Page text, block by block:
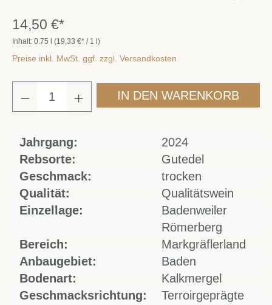
14,50 €*
Inhalt: 0.75 l (19,33 €* / 1 l)
Preise inkl. MwSt. ggf. zzgl. Versandkosten
IN DEN WARENKORB
Jahrgang:
2024
Rebsorte:
Gutedel
Geschmack:
trocken
Qualität:
Qualitätswein
Einzellage:
Badenweiler
Römerberg
Bereich:
Markgräflerland
Anbaugebiet:
Baden
Bodenart:
Kalkmergel
Geschmacksrichtung:
Terroirgeprägte